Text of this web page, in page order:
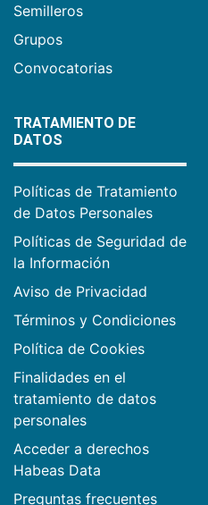
Semilleros
Grupos
Convocatorias
TRATAMIENTO DE
DATOS
Políticas de Tratamiento
de Datos Personales
Políticas de Seguridad de
la Información
Aviso de Privacidad
Términos y Condiciones
Política de Cookies
Finalidades en el
tratamiento de datos
personales
Acceder a derechos
Habeas Data
Preguntas frecuentes